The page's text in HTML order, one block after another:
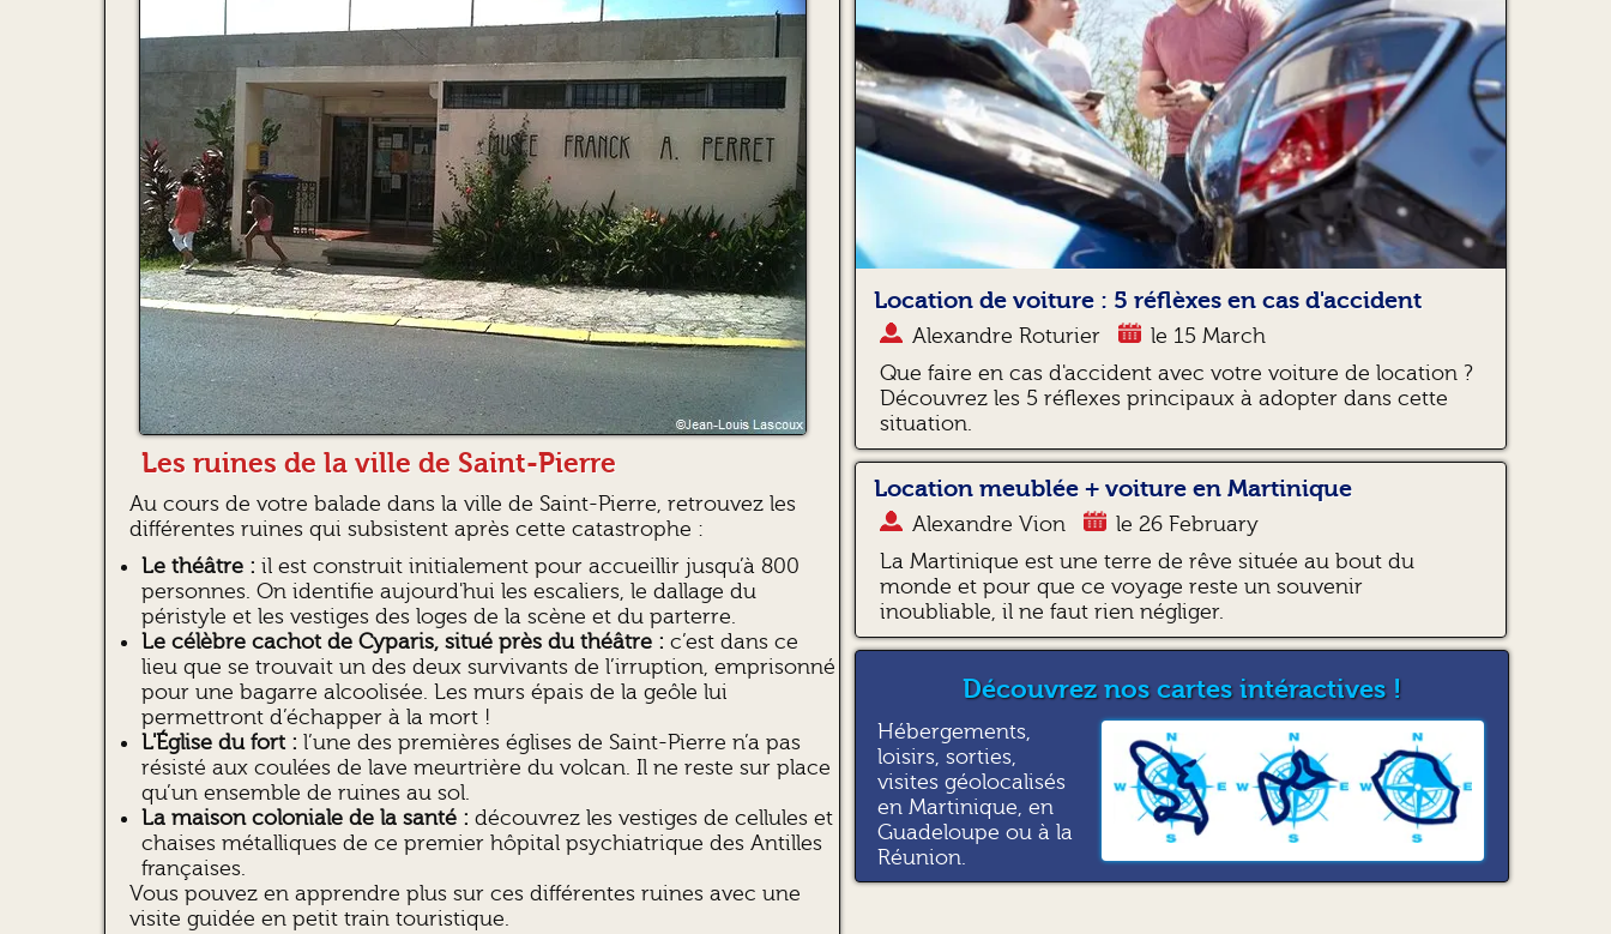
Les ruines de la ville de Saint-Pierre
Au cours de votre balade dans la ville de Saint-Pierre, retrouvez les
différentes ruines qui subsistent après cette catastrophe :
Le théâtre : il est construit initialement pour accueillir jusqu’à 800
personnes. On identifie aujourd'hui les escaliers, le dallage du
péristyle et les vestiges des loges de la scène et du parterre.
Le célèbre cachot de Cyparis, situé près du théâtre : c’est dans ce
lieu que se trouvait un des deux survivants de l’irruption, emprisonné
pour une bagarre alcoolisée. Les murs épais de la geôle lui
permettront d’échapper à la mort !
L'Église du fort : l’une des premières églises de Saint-Pierre n’a pas
résisté aux coulées de lave meurtrière du volcan. Il ne reste sur place
qu’un ensemble de ruines au sol.
La maison coloniale de la santé : découvrez les vestiges de cellules et
chaises métalliques de ce premier hôpital psychiatrique des Antilles
françaises.
Vous pouvez en apprendre plus sur ces différentes ruines avec une
visite guidée en petit train touristique.
Location de voiture : 5 réflèxes en cas d'accident
Alexandre Roturier
le 15 March
Que faire en cas d'accident avec votre voiture de location ?
Découvrez les 5 réflexes principaux à adopter dans cette
situation.
Location meublée + voiture en Martinique
Alexandre Vion
le 26 February
La Martinique est une terre de rêve située au bout du
monde et pour que ce voyage reste un souvenir
inoubliable, il ne faut rien négliger.
Découvrez nos cartes intéractives !
Hébergements,
loisirs, sorties,
visites géolocalisés
en Martinique, en
Guadeloupe ou à la
Réunion.